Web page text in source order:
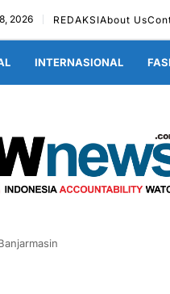
2026 REDAKSIAbout Us
INTERNASIONAL